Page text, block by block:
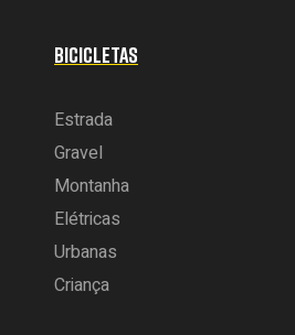
BICICLETAS
Estrada
Gravel
Montanha
Elétricas
Urbanas
Criança